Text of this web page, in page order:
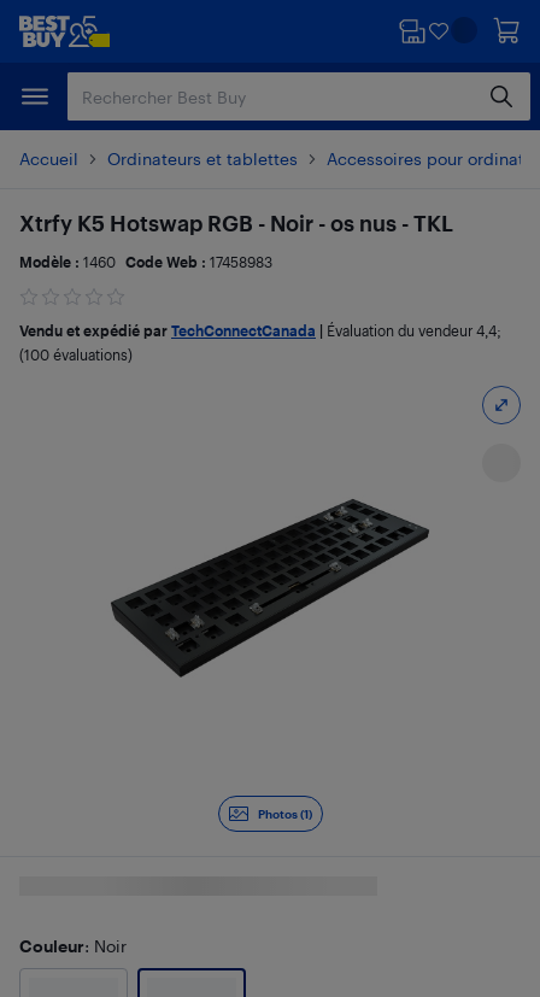
Passer
principal
Passer
Accueil Ordinateurs et tablettes Accessoires pour
Photos (1)
Xtrfy K5 Hotswap RGB - Noir - os nus - TKL
Modèle : 1460 Code Web : 17458983
Vendu et expédié par TechConnectCanada Évaluation du vendeur 4,4;
(100 évaluations)
Couleur: Noir